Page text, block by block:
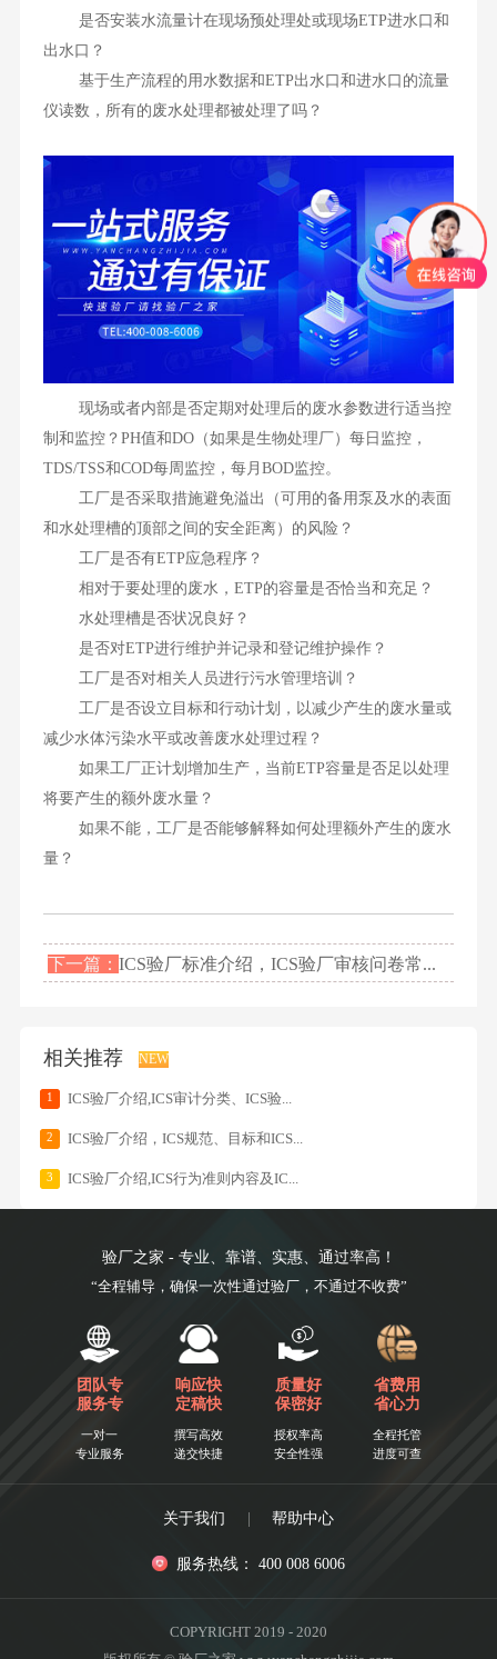
是否安装水流量计在现场预处理处或现场ETP进水口和
出水口？
基于生产流程的用水数据和ETP出水口和进水口的流量
仪读数，所有的废水处理都被处理了吗？
现场或者内部是否定期对处理后的废水参数进行适当控
制和监控？PH值和DO（如果是生物处理厂）每日监控，
TDS/TSS和COD每周监控，每月BOD监控。
工厂是否采取措施避免溢出（可用的备用泵及水的表面
和水处理槽的顶部之间的安全距离）的风险？
工厂是否有ETP应急程序？
相对于要处理的废水，ETP的容量是否恰当和充足？
水处理槽是否状况良好？
是否对ETP进行维护并记录和登记维护操作？
工厂是否对相关人员进行污水管理培训？
工厂是否设立目标和行动计划，以减少产生的废水量或
减少水体污染水平或改善废水处理过程？
如果工厂正计划增加生产，当前ETP容量是否足以处理
将要产生的额外废水量？
如果不能，工厂是否能够解释如何处理额外产生的废水
量？
下一篇：ICS验厂标准介绍，ICS验厂审核问卷常...
相关推荐 NEW
1 ICS验厂介绍,ICS审计分类、ICS验...
2 ICS验厂介绍，ICS规范、目标和ICS...
3 ICS验厂介绍,ICS行为准则内容及IC...
验厂之家 - 专业、靠谱、实惠、通过率高！
“全程辅导，确保一次性通过验厂，不通过不收费”
团队专
服务专
一对一
专业服务
响应快
定稿快
撰写高效
递交快捷
质量好
保密好
授权率高
安全性强
省费用
省心力
全程托管
进度可查
关于我们 | 帮助中心
服务热线： 400 008 6006
COPYRIGHT 2019 - 2020